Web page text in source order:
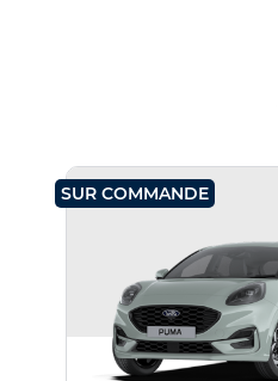
SUR COMMANDE